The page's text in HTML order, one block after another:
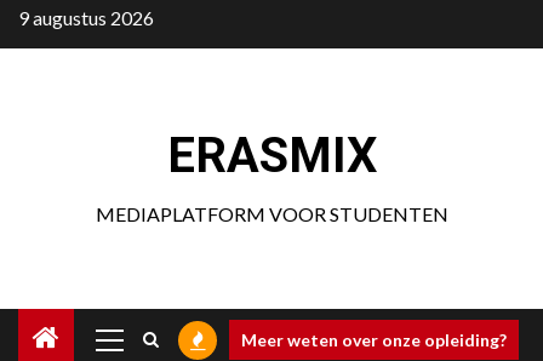
Ga
naar
9 augustus 2026
ERASMIX
MEDIAPLATFORM VOOR STUDENTEN
menu
Meer weten over onze opleiding?